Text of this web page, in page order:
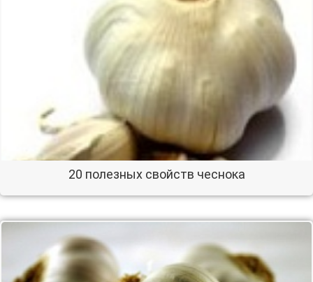
20 полезных свойств чеснока